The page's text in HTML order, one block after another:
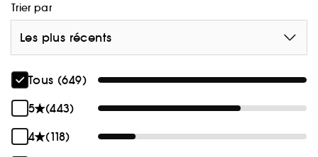
Trier par
Les plus récents
Tous (649)
5
(443)
4
(118)